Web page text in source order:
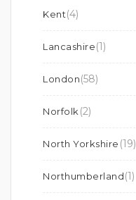
Kent(4)
Lancashire(1)
London(58)
Norfolk (2)
North Yorkshire (19)
Northumberland(1)